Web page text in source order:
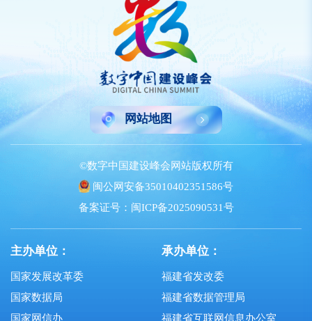
网站地图
©数字中国建设峰会网站版权所有
闽公网安备35010402351586号
备案证号：闽ICP备2025090531号
主办单位：
国家发展改革委
国家数据局
国家网信办
承办单位：
福建省发改委
福建省数据管理局
福建省互联网信息办公室